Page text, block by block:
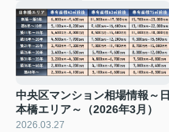
中央区マンション相場情報～日
本橋エリア～（2026年3月）
2026.03.27